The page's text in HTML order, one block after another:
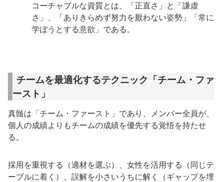
コーチャブルな資質とは、「正直さ」と「謙虚
さ」、「ありきらめず努力を厭わない姿勢」「常に
学ぼうとする意欲」である。
チームを最適化するテクニック「チーム・ファ
ースト」
真髄は「チーム・ファースト」であり、メンバー全員が、
個人の成績よりもチームの成績を優先する覚悟を持たせ
る。
採用を重視する（適材を選ぶ）、女性を活用する（同じテ
ーブルに着く）、誤解を小さいうちに解く（ギャップを埋